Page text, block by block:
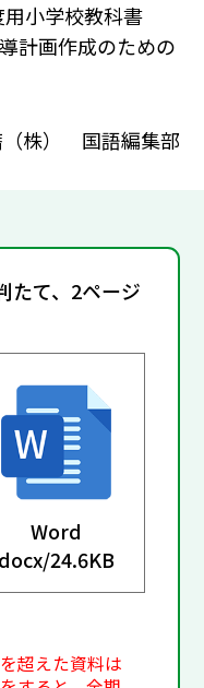
小学校教科書
計画作成のための
（株） 国語編集部
たて、2ページ
Word
docx/24.6KB
超えた資料は